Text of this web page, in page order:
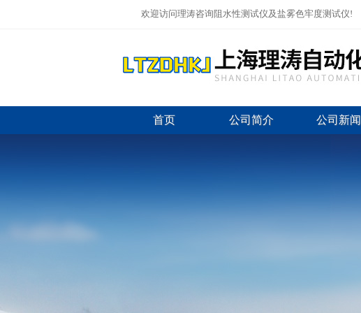
欢迎访问理涛咨询阻水性测试仪及盐雾色牢度测试仪!
首页 公司简介 公司新闻